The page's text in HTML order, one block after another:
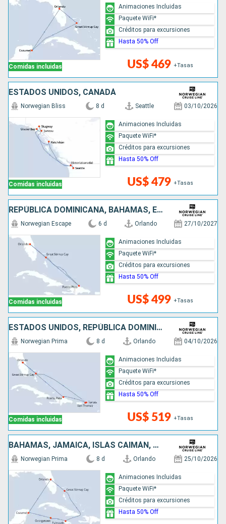
Comidas incluidas US$ 469 +Tasas
Animaciones Incluidas
Paquete WiFi*
Créditos para excursiones
Hasta 50% Off
ESTADOS UNIDOS, CANADÁ
Comidas incluidas
Norwegian Bliss 8 d Seattle 03/10/2026
US$ 479 +Tasas
Animaciones Incluidas
Paquete WiFi*
Créditos para excursiones
Hasta 50% Off
REPÚBLICA DOMINICANA, BAHAMAS, ESTADOS UNIDOS
Comidas incluidas
Norwegian Escape 6 d Orlando 27/10/2027
US$ 499 +Tasas
Animaciones Incluidas
Paquete WiFi*
Créditos para excursiones
Hasta 50% Off
ESTADOS UNIDOS, REPÚBLICA DOMINICANA, BAHAMAS
Comidas incluidas
Norwegian Prima 8 d Orlando 04/10/2026
US$ 519 +Tasas
Animaciones Incluidas
Paquete WiFi*
Créditos para excursiones
Hasta 50% Off
BAHAMAS, JAMAICA, ISLAS CAIMÁN, MÉXICO, ESTADOS UNIDOS
Norwegian Prima 8 d Orlando 25/10/2026
Animaciones Incluidas
Paquete WiFi*
Créditos para excursiones
Hasta 50% Off